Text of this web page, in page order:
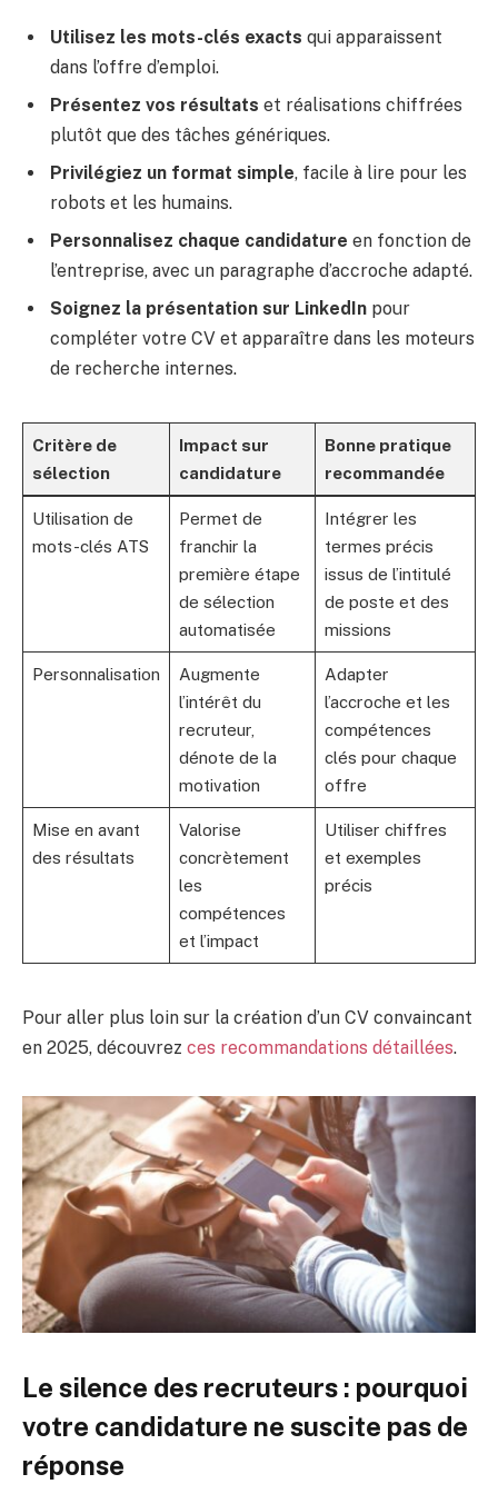
Utilisez les mots-clés exacts qui apparaissent
dans l’offre d’emploi.
Présentez vos résultats et réalisations chiffrées
plutôt que des tâches génériques.
Privilégiez un format simple, facile à lire pour les
robots et les humains.
Personnalisez chaque candidature en fonction de
l’entreprise, avec un paragraphe d’accroche adapté.
Soignez la présentation sur LinkedIn pour
compléter votre CV et apparaître dans les moteurs
de recherche internes.
Critère de
sélection
Impact sur
candidature
Bonne pratique
recommandée
Utilisation de
mots-clés ATS
Permet de
franchir la
première étape
de sélection
automatisée
Intégrer les
termes précis
issus de l’intitulé
de poste et des
missions
Personnalisation
Augmente
l’intérêt du
recruteur,
dénote de la
motivation
Adapter
l’accroche et les
compétences
clés pour chaque
offre
Mise en avant
des résultats
Valorise
concrètement
les
compétences
et l’impact
Utiliser chiffres
et exemples
précis
Pour aller plus loin sur la création d’un CV convaincant
en 2025, découvrez ces recommandations détaillées.
Le silence des recruteurs : pourquoi
votre candidature ne suscite pas de
réponse